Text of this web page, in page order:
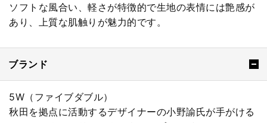
ソフトな風合い、軽さが特徴的で生地の表情には艶感が
あり、上質な肌触りが魅力的です。
ブランド
5W（ファイブダブル）
秋田を拠点に活動するデザイナーの小野諭氏が手がける